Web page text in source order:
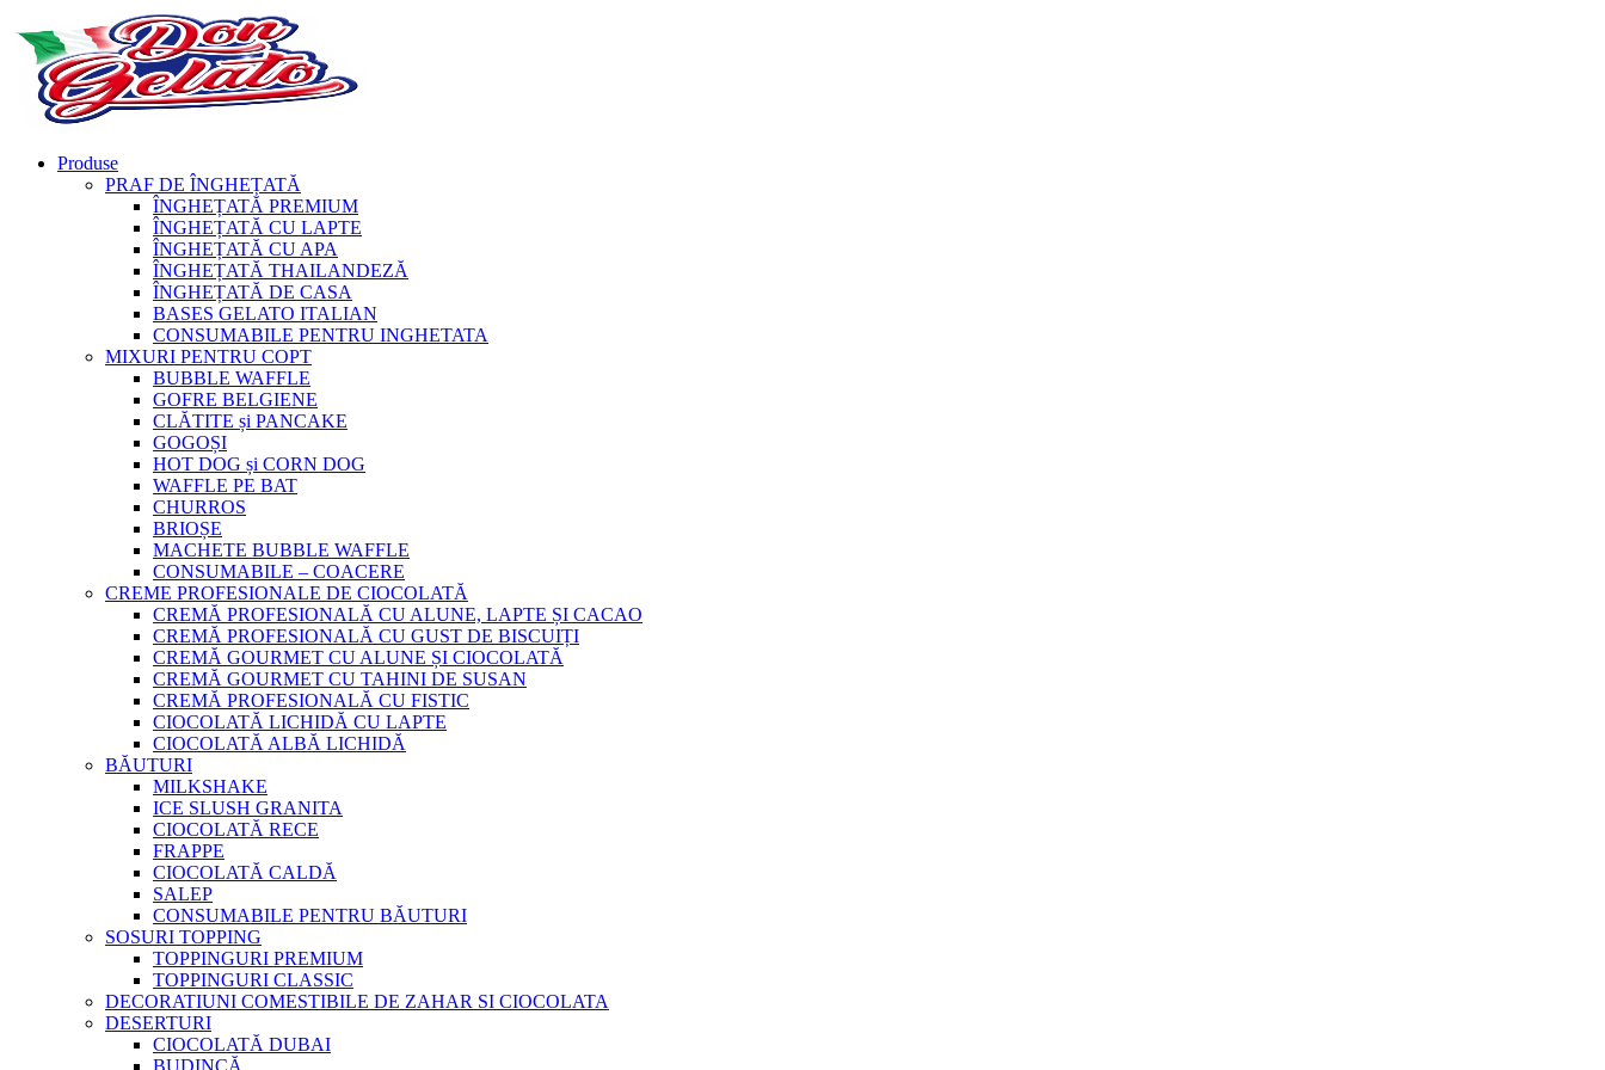
Produse
PRAF DE ÎNGHEȚATĂ
ÎNGHEȚATĂ PREMIUM
ÎNGHEȚATĂ CU LAPTE
ÎNGHEȚATĂ CU APA
ÎNGHEȚATĂ THAILANDEZĂ
ÎNGHEȚATĂ DE CASA
BASES GELATO ITALIAN
CONSUMABILE PENTRU INGHETATA
MIXURI PENTRU COPT
BUBBLE WAFFLE
GOFRE BELGIENE
CLĂTITE și PANCAKE
GOGOȘI
HOT DOG și CORN DOG
WAFFLE PE BAT
CHURROS
BRIOȘE
MACHETE BUBBLE WAFFLE
CONSUMABILE – COACERE
CREME PROFESIONALE DE CIOCOLATĂ
CREMĂ PROFESIONALĂ CU ALUNE, LAPTE ȘI CACAO
CREMĂ PROFESIONALĂ CU GUST DE BISCUIȚI
CREMĂ GOURMET CU ALUNE ȘI CIOCOLATĂ
CREMĂ GOURMET CU TAHINI DE SUSAN
CREMĂ PROFESIONALĂ CU FISTIC
CIOCOLATĂ LICHIDĂ CU LAPTE
CIOCOLATĂ ALBĂ LICHIDĂ
BĂUTURI
MILKSHAKE
ICE SLUSH GRANITA
CIOCOLATĂ RECE
FRAPPE
CIOCOLATĂ CALDĂ
SALEP
CONSUMABILE PENTRU BĂUTURI
SOSURI TOPPING
TOPPINGURI PREMIUM
TOPPINGURI CLASSIC
DECORATIUNI COMESTIBILE DE ZAHAR SI CIOCOLATA
DESERTURI
CIOCOLATĂ DUBAI
BUDINCĂ